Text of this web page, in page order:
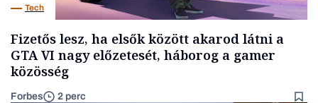
Tech
Fizetős lesz, ha elsők között akarod látni a
GTA VI nagy előzetesét, háborog a gamer
közösség
Forbes 2 perc